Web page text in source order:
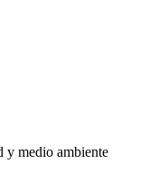
y medio ambiente